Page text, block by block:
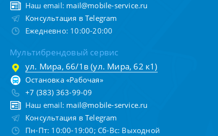
Наш email: mail@mobile-service.ru
Консультация в Telegram
Ежедневно: 10:00-20:00
Мультибрендовый сервис
ул. Мира, 66/1в (ул. Мира, 62 к1)
Остановка «Рабочая»
+7 (383) 363-99-09
Наш email: mail@mobile-service.ru
Консультация в Telegram
Пн-Пт: 10:00-19:00; Сб-Вс: Выходной